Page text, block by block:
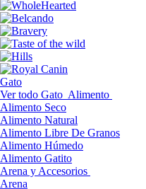
Gato
Ver todo Gato Alimento
Alimento Seco
Alimento Natural
Alimento Libre De Granos
Alimento Húmedo
Alimento Gatito
Arena y Accesorios
Arena